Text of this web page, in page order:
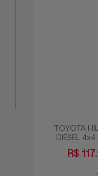
TOYOTA
DIESEL
R$